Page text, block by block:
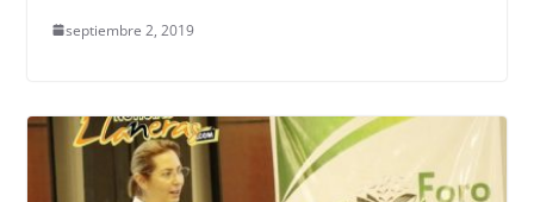
septiembre 2, 2019